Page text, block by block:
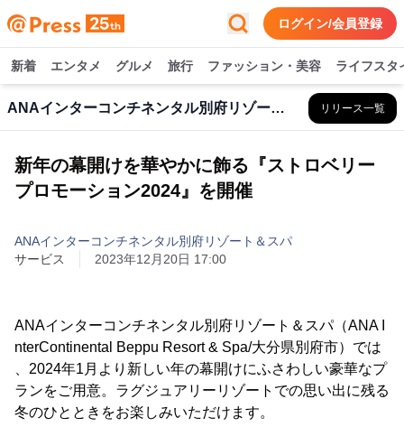
ログイン/会員登録
新着 エンタメ グルメ 旅行 ファッション・美容 ライフスタ
ANAインターコンチネンタル別府リゾート＆スパ リリース一覧
新年の幕開けを華やかに飾る『ストロベリー
プロモーション2024』を開催
ANAインターコンチネンタル別府リゾート＆スパ
サービス
2023年12月20日 17:00
ANAインターコンチネンタル別府リゾート＆スパ（ANA I
nterContinental Beppu Resort & Spa/大分県別府市）では
、2024年1月より新しい年の幕開けにふさわしい豪華なプ
ランをご用意。ラグジュアリーリゾートでの思い出に残る
冬のひとときをお楽しみいただけます。